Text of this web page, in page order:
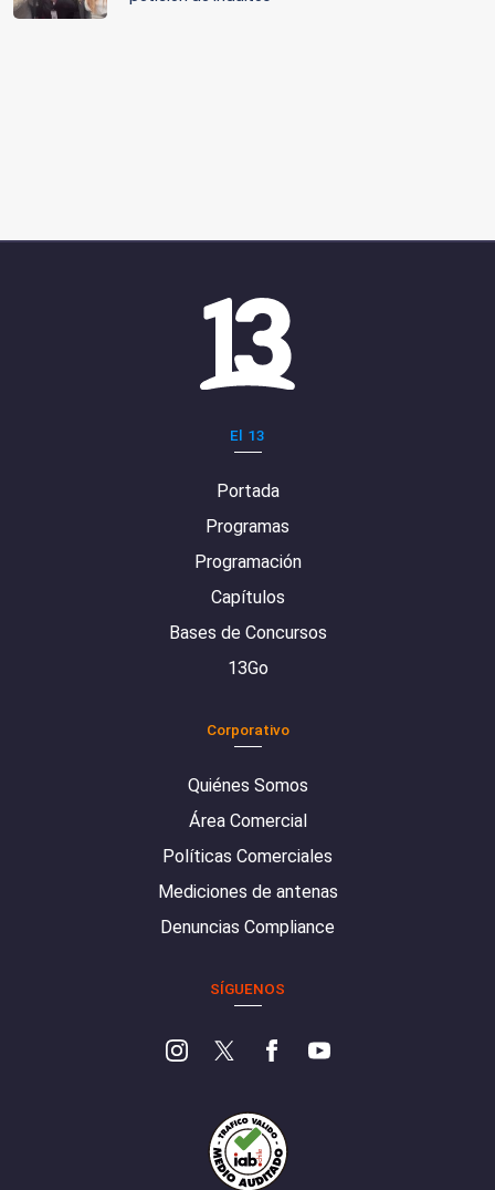
El 13
Portada
Programas
Programación
Capítulos
Bases de Concursos
13Go
Corporativo
Quiénes Somos
Área Comercial
Políticas Comerciales
Mediciones de antenas
Denuncias Compliance
SÍGUENOS